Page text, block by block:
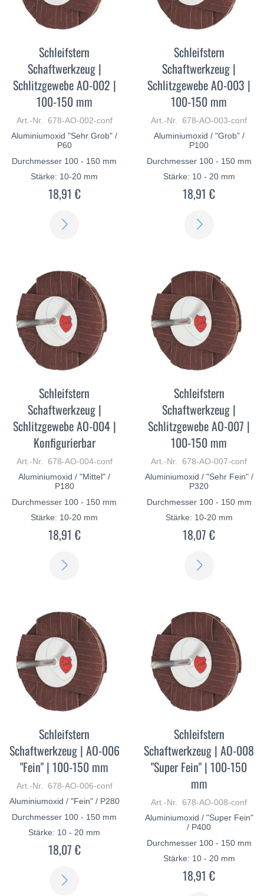
Schleifstern
Schaftwerkzeug |
Schlitzgewebe AO-002 |
100-150 mm
Art.-Nr. 678-AO-002-conf
Aluminiumoxid "Sehr Grob" /
P60
Durchmesser 100 - 150 mm
Stärke: 10-20 mm
18,91 €
Schleifstern
Schaftwerkzeug |
Schlitzgewebe AO-003 |
100-150 mm
Art.-Nr. 678-AO-003-conf
Aluminiumoxid / "Grob" /
P100
Durchmesser 100 - 150 mm
Stärke: 10 - 20 mm
18,91 €
Schleifstern
Schaftwerkzeug |
Schlitzgewebe AO-004 |
Konfigurierbar
Art.-Nr. 678-AO-004-conf
Aluminiumoxid / "Mittel" /
P180
Durchmesser 100 - 150 mm
Stärke: 10-20 mm
18,91 €
Schleifstern
Schaftwerkzeug |
Schlitzgewebe AO-007 |
100-150 mm
Art.-Nr. 678-AO-007-conf
Aluminiumoxid / "Sehr Fein" /
P320
Durchmesser 100 - 150 mm
Stärke: 10-20 mm
18,07 €
Schleifstern
Schaftwerkzeug | AO-006
"Fein" | 100-150 mm
Art.-Nr. 678-AO-006-conf
Aluminiumoxid / "Fein" / P280
Durchmesser 100 - 150 mm
Stärke: 10 - 20 mm
18,07 €
Schleifstern
Schaftwerkzeug | AO-008
"Super Fein" | 100-150
mm
Art.-Nr. 678-AO-008-conf
Aluminiumoxid / "Super Fein"
/ P400
Durchmesser 100 - 150 mm
Stärke: 10 - 20 mm
18,91 €